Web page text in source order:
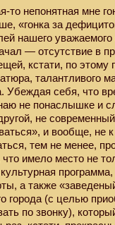
то непонятная мне
«гонка за
нашего уважаемого
— отсутствие в
кстати, по этому
талантливого
Убеждая себя, что
не понаслышке и
не
и вообще, не
тем не менее,
имело место не
а также
города (с целью
по звонку),